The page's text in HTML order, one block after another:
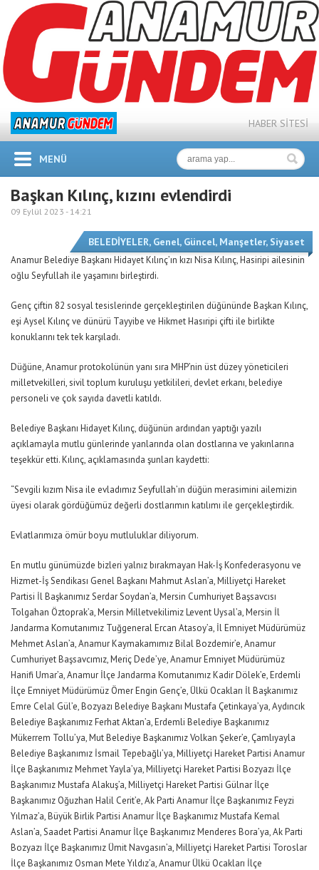
HABER SİTESİ
MENÜ
Başkan Kılınç, kızını evlendirdi
09 Eylül 2023 - 14:21
BELEDİYELER, Genel, Güncel, Manşetler, Siyaset
Anamur Belediye Başkanı Hidayet Kılınç’ın kızı Nisa Kılınç, Hasiripi ailesinin
oğlu Seyfullah ile yaşamını birleştirdi.
Genç çiftin 82 sosyal tesislerinde gerçekleştirilen düğününde Başkan Kılınç,
eşi Aysel Kılınç ve dünürü Tayyibe ve Hikmet Hasıripi çifti ile birlikte
konuklarını tek tek karşıladı.
Düğüne, Anamur protokolünün yanı sıra MHP’nin üst düzey yöneticileri
milletvekilleri, sivil toplum kuruluşu yetkilileri, devlet erkanı, belediye
personeli ve çok sayıda davetli katıldı.
Belediye Başkanı Hidayet Kılınç, düğünün ardından yaptığı yazılı
açıklamayla mutlu günlerinde yanlarında olan dostlarına ve yakınlarına
teşekkür etti. Kılınç, açıklamasında şunları kaydetti:
“Sevgili kızım Nisa ile evladımız Seyfullah’ın düğün merasimini ailemizin
üyesi olarak gördüğümüz değerli dostlarımın katılımı ile gerçekleştirdik.
Evlatlarımıza ömür boyu mutluluklar diliyorum.
En mutlu günümüzde bizleri yalnız bırakmayan Hak-İş Konfederasyonu ve
Hizmet-İş Sendikası Genel Başkanı Mahmut Aslan’a, Milliyetçi Hareket
Partisi İl Başkanımız Serdar Soydan’a, Mersin Cumhuriyet Başsavcısı
Tolgahan Öztoprak’a, Mersin Milletvekilimiz Levent Uysal’a, Mersin İl
Jandarma Komutanımız Tuğgeneral Ercan Atasoy’a, İl Emniyet Müdürümüz
Mehmet Aslan’a, Anamur Kaymakamımız Bilal Bozdemir’e, Anamur
Cumhuriyet Başsavcımız, Meriç Dede’ye, Anamur Emniyet Müdürümüz
Hanifi Umar’a, Anamur İlçe Jandarma Komutanımız Kadir Dölek’e, Erdemli
İlçe Emniyet Müdürümüz Ömer Engin Genç’e, Ülkü Ocakları İl Başkanımız
Emre Celal Gül’e, Bozyazı Belediye Başkanı Mustafa Çetinkaya’ya, Aydıncık
Belediye Başkanımız Ferhat Aktan’a, Erdemli Belediye Başkanımız
Mükerrem Tollu’ya, Mut Belediye Başkanımız Volkan Şeker’e, Çamlıyayla
Belediye Başkanımız İsmail Tepebağlı’ya, Milliyetçi Hareket Partisi Anamur
İlçe Başkanımız Mehmet Yayla’ya, Milliyetçi Hareket Partisi Bozyazı İlçe
Başkanımız Mustafa Alakuş’a, Milliyetçi Hareket Partisi Gülnar İlçe
Başkanımız Oğuzhan Halil Cerit’e, Ak Parti Anamur İlçe Başkanımız Feyzi
Yılmaz’a, Büyük Birlik Partisi Anamur İlçe Başkanımız Mustafa Kemal
Aslan’a, Saadet Partisi Anamur İlçe Başkanımız Menderes Bora’ya, Ak Parti
Bozyazı İlçe Başkanımız Ümit Navgasın’a, Milliyetçi Hareket Partisi Toroslar
İlçe Başkanımız Osman Mete Yıldız’a, Anamur Ülkü Ocakları İlçe